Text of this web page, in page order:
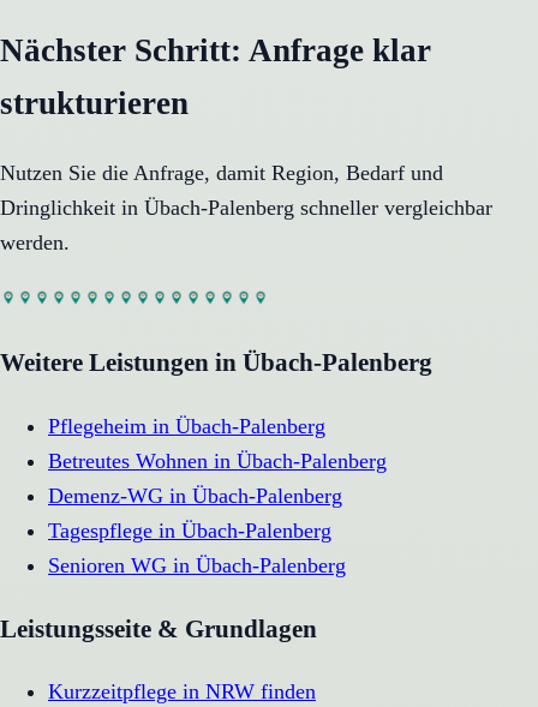
Nächster Schritt: Anfrage klar
strukturieren
Nutzen Sie die Anfrage, damit Region, Bedarf und
Dringlichkeit in Übach-Palenberg schneller vergleichbar
werden.
Weitere Leistungen in Übach-Palenberg
Pflegeheim in Übach-Palenberg
Betreutes Wohnen in Übach-Palenberg
Demenz-WG in Übach-Palenberg
Tagespflege in Übach-Palenberg
Senioren WG in Übach-Palenberg
Leistungsseite & Grundlagen
Kurzzeitpflege in NRW finden